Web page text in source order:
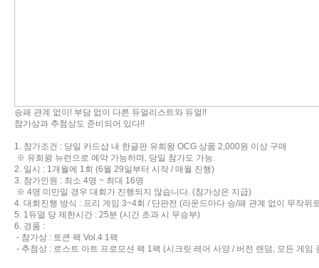
승패 관계 없이! 부담 없이 다른 듀얼리스트와 듀얼!!
참가상과 추첨상도 준비되어 있다!!
1. 참가조건 : 당일 카드샵 내 한글판 유희왕 OCG 상품 2,000원 이상 구매
※ 유희왕 뉴런으로 예약 가능하며, 당일 참가도 가능.
2. 일시 : 1개월에 1회 (6월 29일부터 시작 / 매월 진행)
3. 참가인원 : 최소 4명 ~ 최대 16명
※ 4명 미만일 경우 대회가 진행되지 않습니다. (참가상은 지급)
4. 대회진행 방식 : 프리 게임 3~4회 / 단판전 (라운드마다 승/패 관계 없이 무작위
5. 1듀얼 당 제한시간 : 25분 (시간 초과 시 무승부)
6. 경품 :
- 참가상 : 토큰 팩 Vol.4 1팩
- 추첨상 : 로스트 아트 프로모션 팩 1팩 (시크릿 레어 사양 / 버전 랜덤, 모든 게임